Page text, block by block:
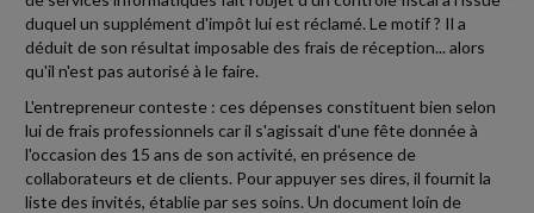
duquel un supplément d'impôt lui est réclamé. Le motif ? Il a
déduit de son résultat imposable des frais de réception... alors
qu'il n'est pas autorisé à le faire.
L'entrepreneur conteste : ces dépenses constituent bien selon
lui de frais professionnels car il s'agissait d'une fête donnée à
l'occasion des 15 ans de son activité, en présence de
collaborateurs et de clients. Pour appuyer ses dires, il fournit la
liste des invités, établie par ses soins. Un document loin de